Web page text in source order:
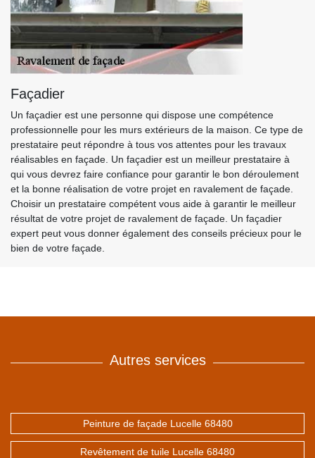
Façadier
Un façadier est une personne qui dispose une compétence
professionnelle pour les murs extérieurs de la maison. Ce type de
prestataire peut répondre à tous vos attentes pour les travaux
réalisables en façade. Un façadier est un meilleur prestataire à
qui vous devrez faire confiance pour garantir le bon déroulement
et la bonne réalisation de votre projet en ravalement de façade.
Choisir un prestataire compétent vous aide à garantir le meilleur
résultat de votre projet de ravalement de façade. Un façadier
expert peut vous donner également des conseils précieux pour le
bien de votre façade.
Autres services
Peinture de façade Lucelle 68480
Revêtement de tuile Lucelle 68480